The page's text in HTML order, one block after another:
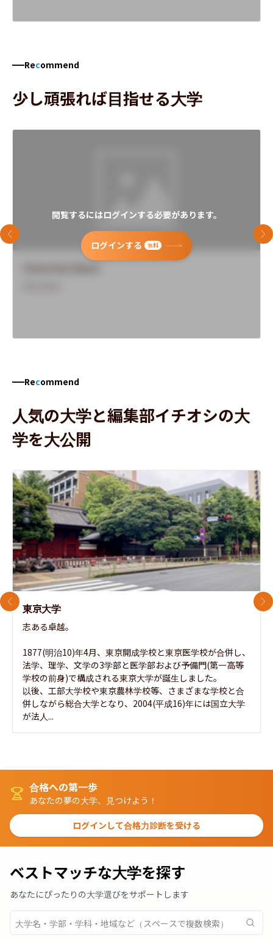
Recommend
少し頑張れば目指せる大学
閲覧するにはログインする必要があります。
ログインする 無料
前のスライド 次
Recommend
人気の大学と編集部イチオシの大
学を大公開
東京大学
志ある卓越。
1877(明治10)年4月、東京開成学校と東京医学校が合併し、
法学、理学、文学の3学部と医学部および予備門(第一高等
学校の前身)で構成される東京大学が誕生しました。
以後、工部大学校や東京農林学校等、さまざまな学校と合
併しながら総合大学となり、2004(平成16)年には国立大学
が法人...
前のスライド 次
合格への第一歩
あなたの夢の大学、見つけよう！
ログインして合格力診断を受ける
ベストマッチな大学を探す
あなたにぴったりの大学選びをサポートします